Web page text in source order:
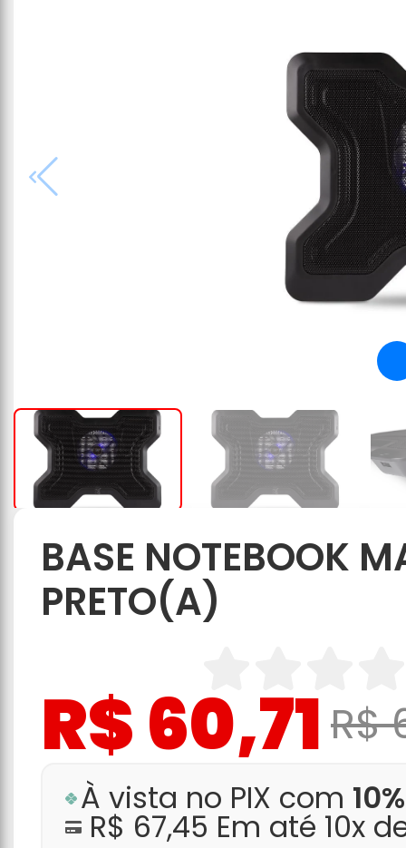
BASE NOTEBOOK
PRETO(A)
R$ 60,71 R$
À vista no PIX com
R$ 67,45 Em até 10x